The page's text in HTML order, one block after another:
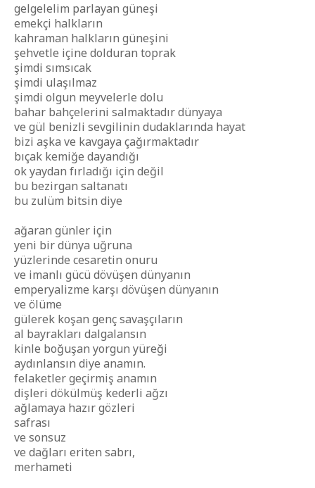
gelgelelim parlayan güneşi
emekçi halkların
kahraman halkların güneşini
şehvetle içine dolduran toprak
şimdi sımsıcak
şimdi ulaşılmaz
şimdi olgun meyvelerle dolu
bahar bahçelerini salmaktadır dünyaya
ve gül benizli sevgilinin dudaklarında hayat
bizi aşka ve kavgaya çağırmaktadır
bıçak kemiğe dayandığı
ok yaydan fırladığı için değil
bu bezirgan saltanatı
bu zulüm bitsin diye
ağaran günler için
yeni bir dünya uğruna
yüzlerinde cesaretin onuru
ve imanlı gücü dövüşen dünyanın
emperyalizme karşı dövüşen dünyanın
ve ölüme
gülerek koşan genç savaşçıların
al bayrakları dalgalansın
kinle boğuşan yorgun yüreği
aydınlansın diye anamın.
felaketler geçirmiş anamın
dişleri dökülmüş kederli ağzı
ağlamaya hazır gözleri
safrası
ve sonsuz
ve dağları eriten sabrı,
merhameti